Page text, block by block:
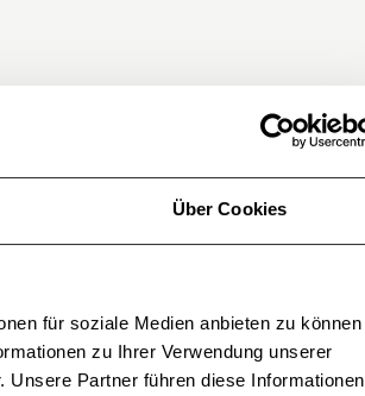
Über Cookies
für soziale Medien anbieten zu können
zu Ihrer Verwendung unserer
Partner führen diese Informationen